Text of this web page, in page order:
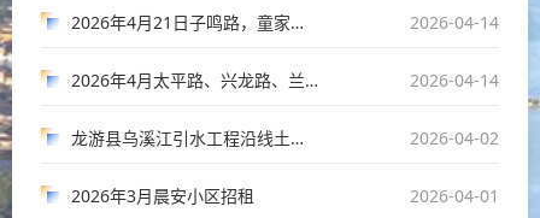
2026年4月21日子鸣路，童家路段等营业用房，龙翔东路仓储用房，小南海汽车北站棚房、场地公开招租 2026-04-14
2026年4月太平路、兴龙路、兰亭路等地段营业用房招租 2026-04-14
龙游县乌溪江引水工程沿线土地流转竞价流转招租（二次） 2026-04-02
2026年3月晨安小区招租 2026-04-01